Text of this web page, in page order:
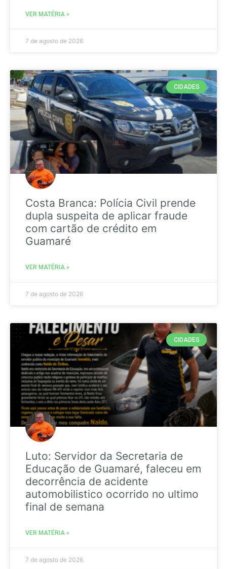
VER MATÉRIA »
7 de agosto de 2026
CIDADES
Costa Branca: Polícia Civil prende
dupla suspeita de aplicar fraude
com cartão de crédito em
Guamaré
VER MATÉRIA »
7 de agosto de 2026
CIDADES
Luto: Servidor da Secretaria de
Educação de Guamaré, faleceu em
decorrência de acidente
automobilistico ocorrido no ultimo
final de semana
VER MATÉRIA »
7 de agosto de 2026